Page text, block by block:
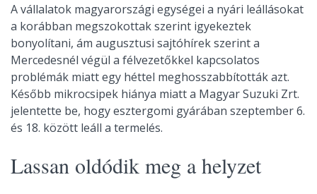
A vállalatok magyarországi egységei a nyári leállásokat
a korábban megszokottak szerint igyekeztek
bonyolítani, ám augusztusi sajtóhírek szerint a
Mercedesnél végül a félvezetőkkel kapcsolatos
problémák miatt egy héttel meghosszabbították azt.
Később mikrocsipek hiánya miatt a Magyar Suzuki Zrt.
jelentette be, hogy esztergomi gyárában szeptember 6.
és 18. között leáll a termelés.
Lassan oldódik meg a helyzet